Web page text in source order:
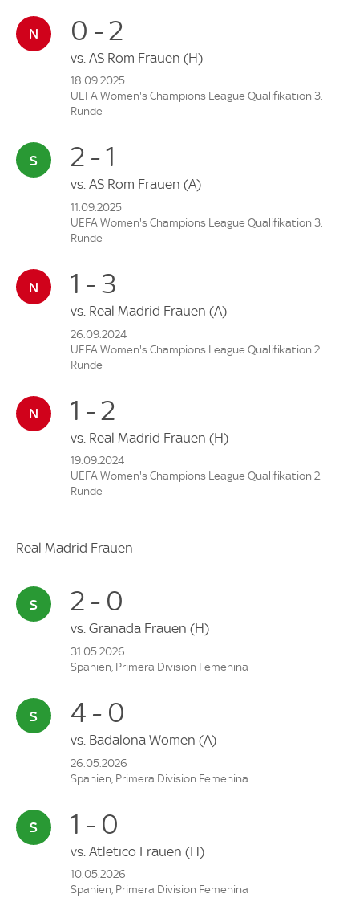
0 - 2
vs. AS Rom Frauen (H)
18.09.2025
UEFA Women's Champions League Qualifikation 3.
Runde
2 - 1
vs. AS Rom Frauen (A)
11.09.2025
UEFA Women's Champions League Qualifikation 3.
Runde
1 - 3
vs. Real Madrid Frauen (A)
26.09.2024
UEFA Women's Champions League Qualifikation 2.
Runde
1 - 2
vs. Real Madrid Frauen (H)
19.09.2024
UEFA Women's Champions League Qualifikation 2.
Runde
Real Madrid Frauen
2 - 0
vs. Granada Frauen (H)
31.05.2026
Spanien, Primera Division Femenina
4 - 0
vs. Badalona Women (A)
26.05.2026
Spanien, Primera Division Femenina
1 - 0
vs. Atletico Frauen (H)
10.05.2026
Spanien, Primera Division Femenina